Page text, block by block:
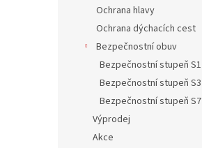
Ochrana hlavy
Ochrana dýchacích cest
Bezpečnostní obuv
Bezpečnostní stupeň S1
Bezpečnostní stupeň S3
Bezpečnostní stupeň S7
Výprodej
Akce